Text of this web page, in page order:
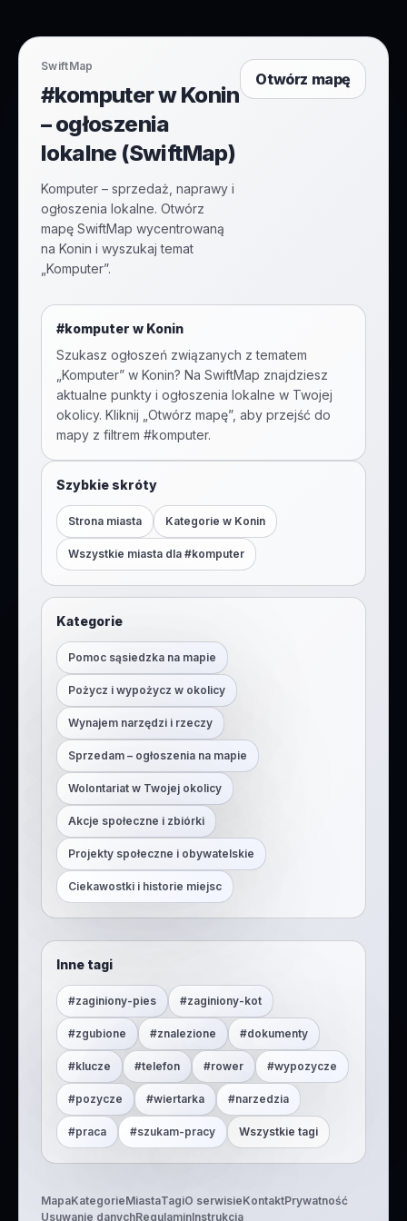
SwiftMap
#komputer w Konin
– ogłoszenia
lokalne (SwiftMap)
Komputer – sprzedaż, naprawy i
ogłoszenia lokalne. Otwórz
mapę SwiftMap wycentrowaną
na Konin i wyszukaj temat
„Komputer”.
Otwórz mapę
#komputer w Konin
Szukasz ogłoszeń związanych z tematem
Komputer” w Konin? Na SwiftMap znajdziesz
aktualne punkty i ogłoszenia lokalne w Twojej
okolicy. Kliknij „Otwórz mapę”, aby przejść do
mapy z filtrem #komputer.
Szybkie skróty
Strona miasta Kategorie w Konin
Wszystkie miasta dla #komputer
Kategorie
Pomoc sąsiedzka na mapie
Pożycz i wypożycz w okolicy
Wynajem narzędzi i rzeczy
Sprzedam – ogłoszenia na mapie
Wolontariat w Twojej okolicy
Akcje społeczne i zbiórki
Projekty społeczne i obywatelskie
Ciekawostki i historie miejsc
Inne tagi
#zaginiony-pies #zaginiony-kot
#zgubione #znalezione #dokumenty
#klucze #telefon #rower #wypozycze
#pozycze #wiertarka #narzedzia
#praca #szukam-pracy Wszystkie tagi
MapaKategorieMiastaTagiO serwisieKontaktPrywatność
Usuwanie danychRegulaminInstrukcja